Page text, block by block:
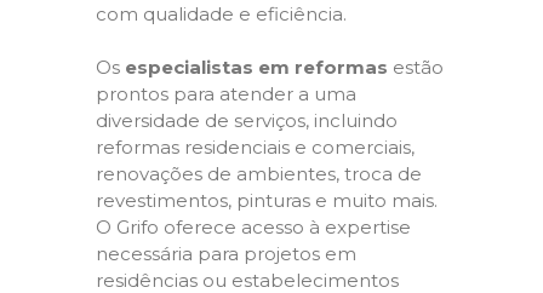
com qualidade e eficiência.
Os especialistas em reformas estão
prontos para atender a uma
diversidade de serviços, incluindo
reformas residenciais e comerciais,
renovações de ambientes, troca de
revestimentos, pinturas e muito mais.
O Grifo oferece acesso à expertise
necessária para projetos em
residências ou estabelecimentos